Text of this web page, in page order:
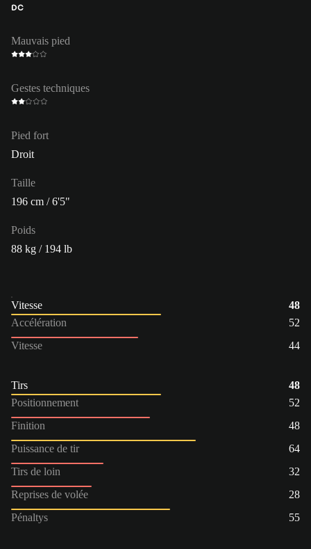
DC
Mauvais pied
Gestes techniques
Pied fort
Droit
Taille
196 cm / 6'5"
Poids
88 kg / 194 lb
Vitesse
48
Accélération
52
Vitesse
44
Tirs
48
Positionnement
52
Finition
48
Puissance de tir
64
Tirs de loin
32
Reprises de volée
28
Pénaltys
55